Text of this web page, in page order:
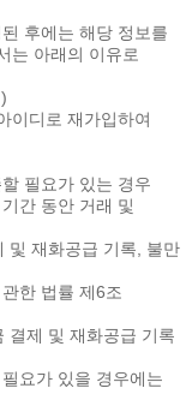
후에는 해당 정보를
는 아래의 이유로
이디로 재가입하여
필요가 있는 경우
간 동안 거래 및
및 재화공급 기록, 불만
한 법률 제6조
결제 및 재화공급 기록
요가 있을 경우에는